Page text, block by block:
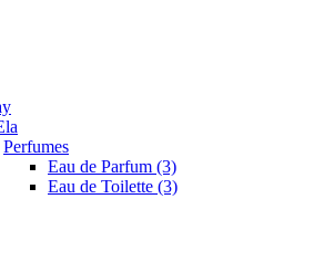
Perfumes
Eau de Parfum (3)
Eau de Toilette (3)